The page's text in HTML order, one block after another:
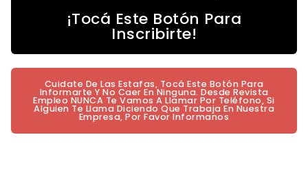
¡Tocá Este Botón Para
Inscribirte!
Cuidate De Las Estafas, Tocá Este Botón Para
Informarte Y No Caer En Ninguna. Desde Revista
Empleo NUNCA Te Vamos A Llamar Por Teléfono, Si
Alguien Te Llama Diciendo Que Trabaja En Nuestra
Empresa, Por Favor Informanos